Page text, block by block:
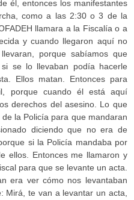
él, entonces los manifestantes
como a las 2:30 o 3 de la
llamara a la Fiscalía o a
y cuando llegaron aquí no
porque sabíamos que
se lo llevaban podía hacerle
Ellos matan. Entonces para
porque cuando él está aquí
derechos del asesino. Lo que
la Policía para que mandaran
diciendo que no era de
si la Policía mandaba por
ellos. Entonces me llamaron y
para que se levante un acta.
era ver cómo nos levantaban
Mirá, te van a levantar un acta,